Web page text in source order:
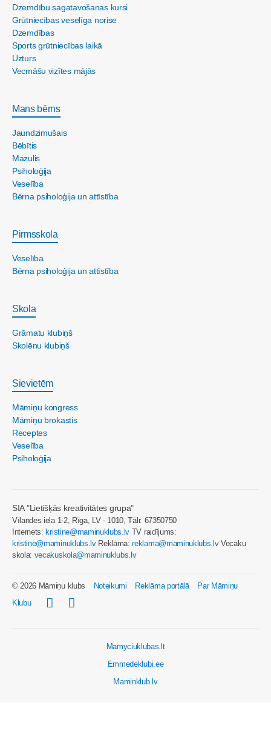
Dzemdību sagatavošanas kursi
Grūtniecības veselīga norise
Dzemdības
Sports grūtniecības laikā
Uzturs
Vecmāšu vizītes mājās
Mans bērns
Jaundzimušais
Bēbītis
Mazulis
Psiholoģija
Veselība
Bērna psiholoģija un attīstība
Pirmsskola
Veselība
Bērna psiholoģija un attīstība
Skola
Grāmatu klubiņš
Skolēnu klubiņš
Sievietēm
Māmiņu kongress
Māmiņu brokastis
Receptes
Veselība
Psiholoģija
SIA "Lietišķās kreativitātes grupa"
Vīlandes iela 1-2, Rīga, LV - 1010, Tālr. 67350750
Internets: kristine@maminuklubs.lv TV raidījums:
kristine@maminuklubs.lvReklāma:reklama@maminuklubs.lvVecāku
skola: vecakuskola@maminuklubs.lv
© 2026 Māmiņu klubs Noteikumi Reklāma portālā
Par Māmiņu
Klubu
Mamyciuklubas.lt
Emmedeklubi.ee
Maminklub.lv